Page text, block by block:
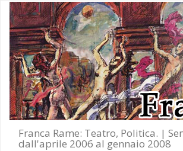
Salta al contenuto principale
Franca Rame: Teatro, Politica. |
dall'aprile 2006 al gennaio 2008